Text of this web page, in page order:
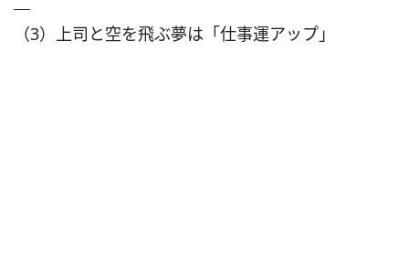
（3）上司と空を飛ぶ夢は「仕事運アップ」